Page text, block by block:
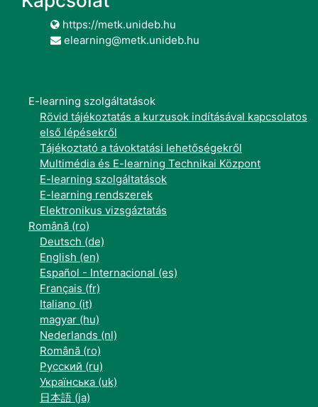
https://metk.unideb.hu
elearning@metk.unideb.hu
E-learning szolgáltatások
Rövid tájékoztatás a kurzusok indításával kapcsolatos
első lépésekről
Tájékoztató a távoktatási lehetőségekről
Multimédia és E-learning Technikai Központ
E-learning szolgáltatások
E-learning rendszerek
Elektronikus vizsgáztatás
Română ‎(ro)‎
Deutsch ‎(de)‎
English ‎(en)‎
Español - Internacional ‎(es)‎
Français ‎(fr)‎
Italiano ‎(it)‎
magyar ‎(hu)‎
Nederlands ‎(nl)‎
Română ‎(ro)‎
Русский ‎(ru)‎
Українська ‎(uk)‎
日本語 ‎(ja)‎